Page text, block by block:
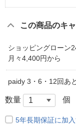
この商品のキ
ショッピングローン
月々4,400円から
paidy 3・6・12回あ
数量 個
5年長期保証に加